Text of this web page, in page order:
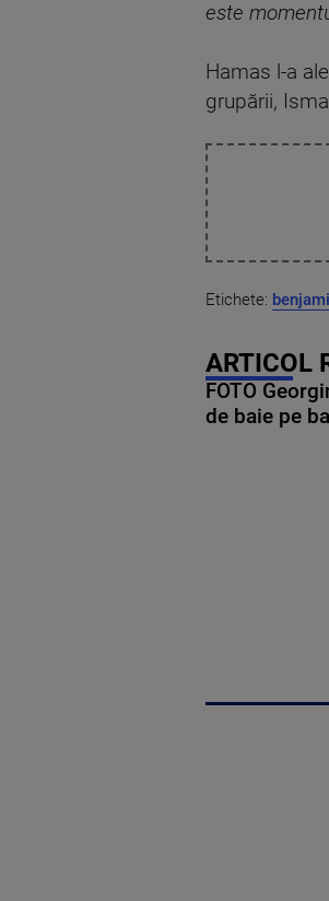
este
Hamas l-a
grupării,
Etichete:
ARTICOL
FOTO
de baie pe